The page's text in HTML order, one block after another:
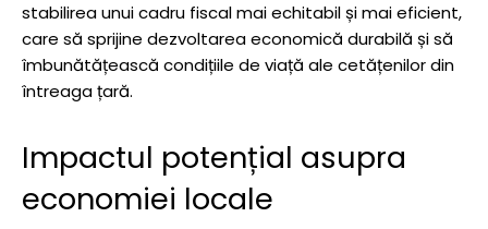
stabilirea unui cadru fiscal mai echitabil și mai eficient,
care să sprijine dezvoltarea economică durabilă și să
îmbunătățească condițiile de viață ale cetățenilor din
întreaga țară.
Impactul potențial asupra
economiei locale